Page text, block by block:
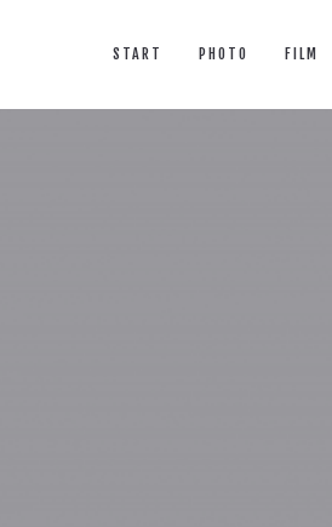
START PHOTO FILM